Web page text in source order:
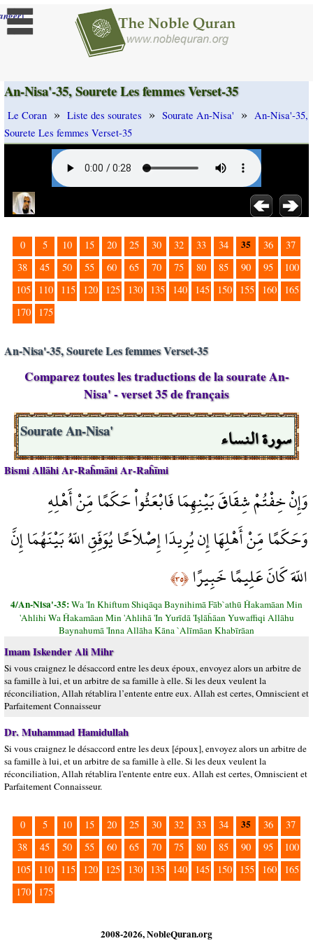
]
An-Nisa'-35, Sourete Les femmes Verset-35
Le Coran » Liste des sourates » Sourate An-Nisa' » An-Nisa'-35,
Sourete Les femmes Verset-35
0 5 10 15 20 25 30 32 33 34 35 36
37
38
45 50 55 60 65 70 75 80 85 90 95
100
105
110 115 120 125 130 135 140 145 150 155 160
165
170
175
An-Nisa'-35, Sourete Les femmes Verset-35
Comparez toutes les traductions de la sourate An-
Nisa' - verset 35 de français
سورة النساء Sourate An-Nisa'
Bismi Allāhi Ar-Raĥmāni Ar-Raĥīmi
وَإِنْ خِفْتُمْ شِقَاقَ بَيْنِهِمَا فَابْعَثُواْ حَكَمًا مِّنْ أَهْلِهِ
وَحَكَمًا مِّنْ أَهْلِهَا إِن يُرِيدَا إِصْلاَحًا يُوَفِّقِ اللّهُ بَيْنَهُمَا إِنَّ
اللّهَ كَانَ عَلِيمًا خَبِيرًا﴿٣٥﴾
4/An-Nisa'-35:Wa 'In Khiftum Shiqāqa Baynihimā Fāb`athū Ĥakamāan Min
'Ahlihi Wa Ĥakamāan Min 'Ahlihā 'In Yurīdā 'Işlāĥāan Yuwaffiqi Allāhu
Baynahumā 'Inna Allāha Kāna `Alīmāan Khabīrāan
Imam Iskender Ali Mihr
Si vous craignez le désaccord entre les deux époux, envoyez alors un arbitre de
sa famille à lui, et un arbitre de sa famille à elle. Si les deux veulent la
réconciliation, Allah rétablira l’entente entre eux. Allah est certes, Omniscient et
Parfaitement Connaisseur
Dr. Muhammad Hamidullah
Si vous craignez le désaccord entre les deux [époux], envoyez alors un arbitre de
sa famille à lui, et un arbitre de sa famille à elle. Si les deux veulent la
réconciliation, Allah rétablira l'entente entre eux. Allah est certes, Omniscient et
Parfaitement Connaisseur.
0 5 10 15 20 25 30 32 33 34 35 36
37
38
45 50 55 60 65 70 75 80 85 90 95
100
105
110 115 120 125 130 135 140 145 150 155 160
165
170
175
2008-2026, NobleQuran.org